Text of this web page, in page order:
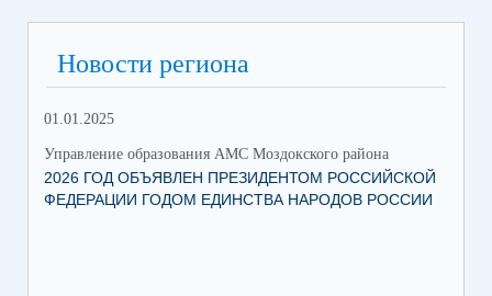
Новости региона
01.01.2025
Управление образования АМС Моздокского района
2026 ГОД ОБЪЯВЛЕН ПРЕЗИДЕНТОМ РОССИЙСКОЙ
ФЕДЕРАЦИИ ГОДОМ ЕДИНСТВА НАРОДОВ РОССИИ